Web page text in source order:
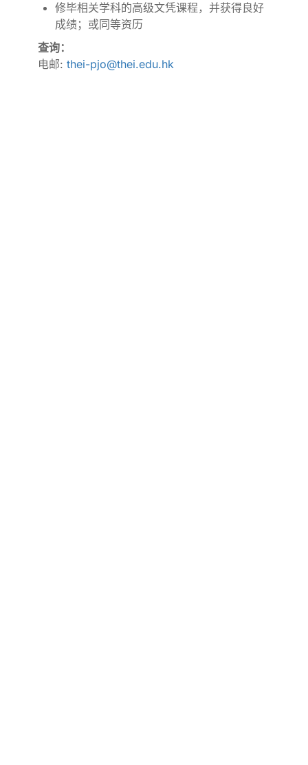
修毕相关学科的高级文凭课程，并获得良好
成绩；或同等资历
查询：
电邮: thei-pjo@thei.edu.hk